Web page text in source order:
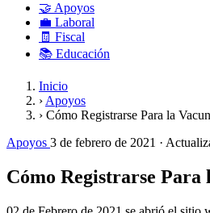
🤝 Apoyos
💼 Laboral
🧾 Fiscal
📚 Educación
Inicio
› Apoyos
› Cómo Registrarse Para la
Apoyos 3 de febrero de 2021 ·
Cómo Registrarse